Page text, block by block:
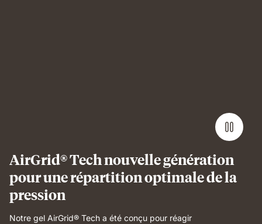
AirGrid® Tech nouvelle génération
pour une répartition optimale de la
pression
Notre gel AirGrid® Tech a été conçu pour réagir